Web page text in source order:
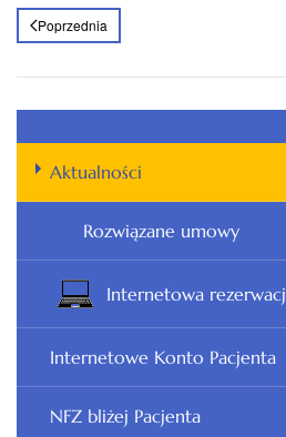
Poprzednia
Aktualności
Rozwiązane umowy
Internetowa
Internetowe Konto Pacjenta
NFZ bliżej Pacjenta